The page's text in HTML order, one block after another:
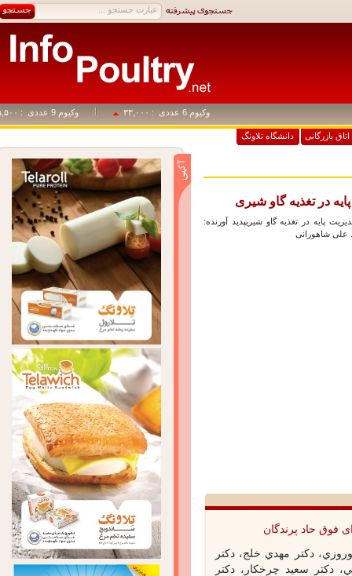
وکیوم 6 عددی : ۳۳,۰۰۰ وکیوم 9 عددی : ۴۹,۵۰۰
بازرگانی دانشگاه تلاونگ
در تغذیه گاو شیری
پایه در تغذیه گاو شیریپدید آورنده:
شاهورانی
فوق حاد پرندگان
دكتر مهدي خلج، دكتر
دكتر سعيد چرخكار، دكتر